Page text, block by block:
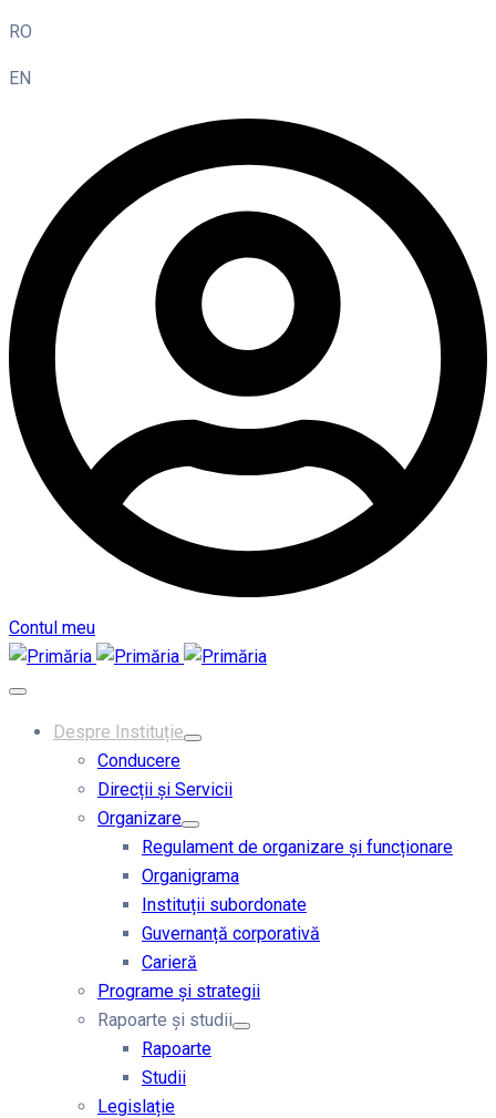
RO
EN
Contul meu
Despre Instituție
Conducere
Direcții și Servicii
Organizare
Regulament de organizare și funcționare
Organigrama
Instituții subordonate
Guvernanță corporativă
Carieră
Programe și strategii
Rapoarte și studii
Rapoarte
Studii
Legislație